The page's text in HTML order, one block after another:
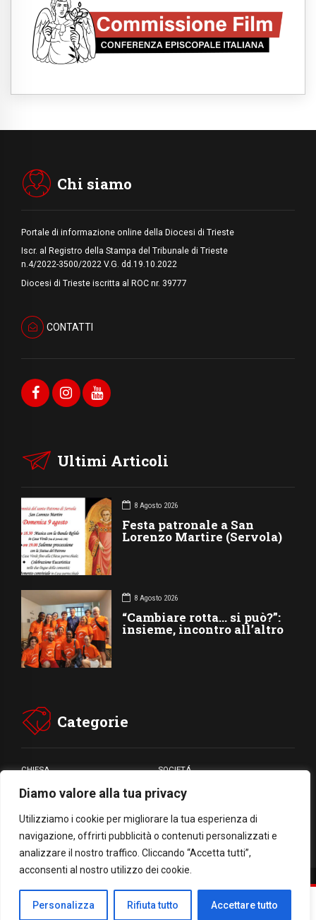
Diamo valore alla tua privacy
Utilizziamo i cookie per migliorare la tua esperienza di
navigazione, offrirti pubblicità o contenuti personalizzati e
analizzare il nostro traffico. Cliccando “Accetta tutti”,
acconsenti al nostro utilizzo dei cookie.
Personalizza Rifiuta tutto Accettare tutto
Honduras, gli sfollati invisibili di una crisi
dimenticata
07.08.2026
Italia, Antigone: carceri al limite della
Parolin conclude il viaggio in Messico: "La
Chi siamo
Portale di informazione online della Diocesi di Trieste
Iscr. al Registro della Stampa del Tribunale di Trieste
n.4/2022-3500/2022 V.G. dd.19.10.2022
Diocesi di Trieste iscritta al ROC nr. 39777
CONTATTI
Ultimi Articoli
8 Agosto 2026
Festa patronale a San
Lorenzo Martire (Servola)
8 Agosto 2026
“Cambiare rotta… si può?”:
insieme, incontro all’altro
Categorie
CHIESA SOCIETÁ
CARITÁ GIUBILEO
CULTURA MEDIA
Facebook
WhatsApp
Threads
Email
Condividi